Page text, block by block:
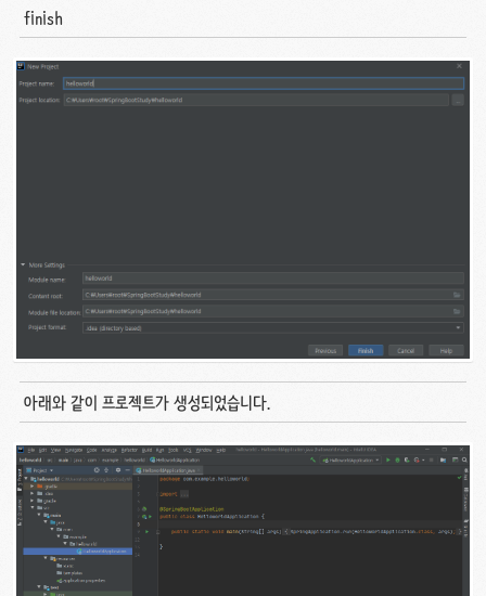
finish
아래와 같이 프로젝트가 생성되었습니다.